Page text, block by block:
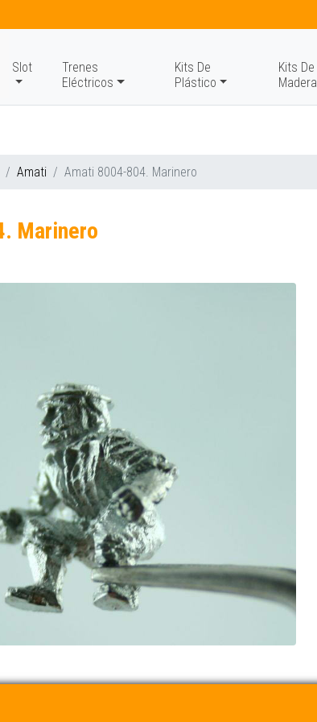
Slot
Trenes
Eléctricos
Kits De
Plástico
Kits De
Madera
Amati Amati 8004-804. Marinero
Marinero